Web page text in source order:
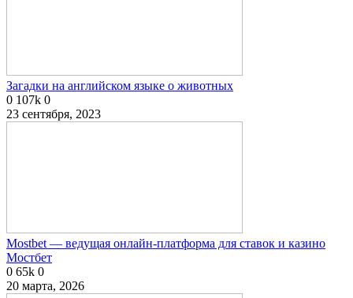
Загадки на английском языке о животных
0 107k 0
23 сентября, 2023
Mostbet — ведущая онлайн-платформа для ставок и казино
Мостбет
0 65k 0
20 марта, 2026